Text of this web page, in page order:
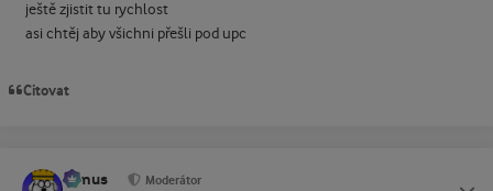
ještě zjistit tu rychlost
asi chtěj aby všichni přešli pod upc
Citovat
tomus Moderátor